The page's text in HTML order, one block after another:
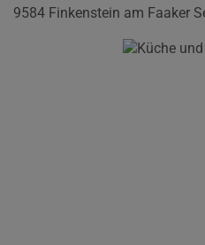
9584 Finkenstein am Faaker